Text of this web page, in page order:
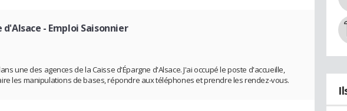
d'Alsace - Emploi Saisonnier
une des agences de la Caisse d'Épargne d'Alsace. J'ai occupé le poste d'accueille,
les manipulations de bases, répondre aux téléphones et prendre les rendez-vous.